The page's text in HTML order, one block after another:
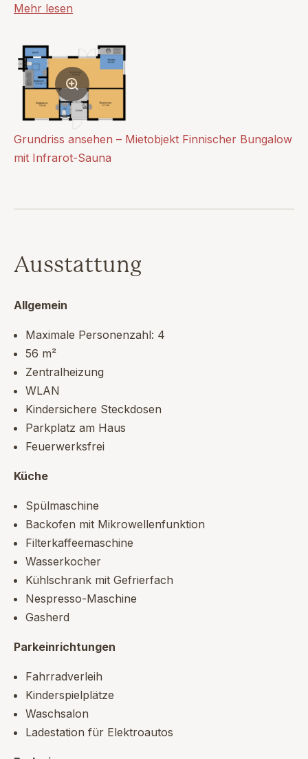
Mehr lesen
Grundriss ansehen – Mietobjekt Finnischer Bungalow
mit Infrarot-Sauna
Ausstattung
Allgemein
Maximale Personenzahl: 4
56 m²
Zentralheizung
WLAN
Kindersichere Steckdosen
Parkplatz am Haus
Feuerwerksfrei
Küche
Spülmaschine
Backofen mit Mikrowellenfunktion
Filterkaffeemaschine
Wasserkocher
Kühlschrank mit Gefrierfach
Nespresso-Maschine
Gasherd
Parkeinrichtungen
Fahrradverleih
Kinderspielplätze
Waschsalon
Ladestation für Elektroautos